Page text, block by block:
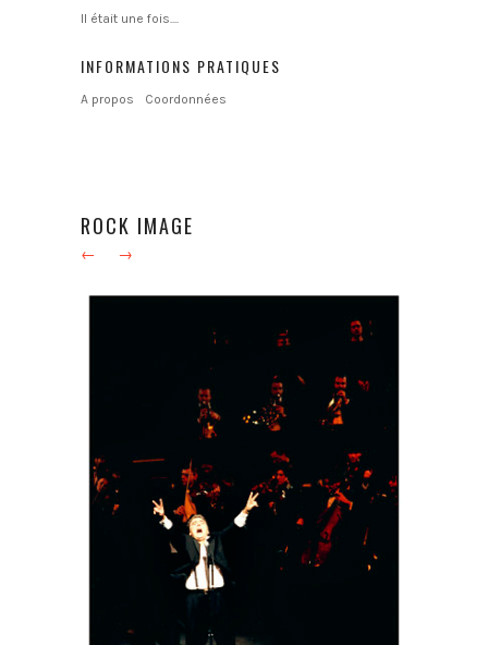
Il était une fois....
INFORMATIONS PRATIQUES
A propos Coordonnées
ROCK IMAGE
← →